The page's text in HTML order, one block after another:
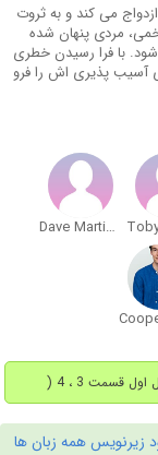
می کند و به ثروت
مردی پنهان شده
با فرا رسیدن خطری
آسیب پذیری اش را فرو
Dave Martinez
آخرین بروزرسانی در ۱۲ خرداد ۱۴۰۵ ، نسخه دوبله پارسی فصل اول قسمت 3 ، 4 (
زیرنویس همه زبان ها